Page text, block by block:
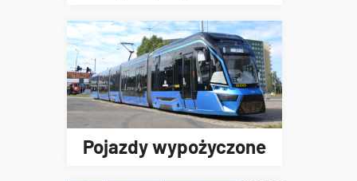
Pojazdy wypożyczone